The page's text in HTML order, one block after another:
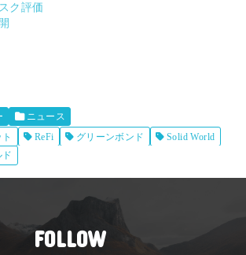
ク評価
ニュース
ReFi グリーンボンド
Solid World
FOLLOW